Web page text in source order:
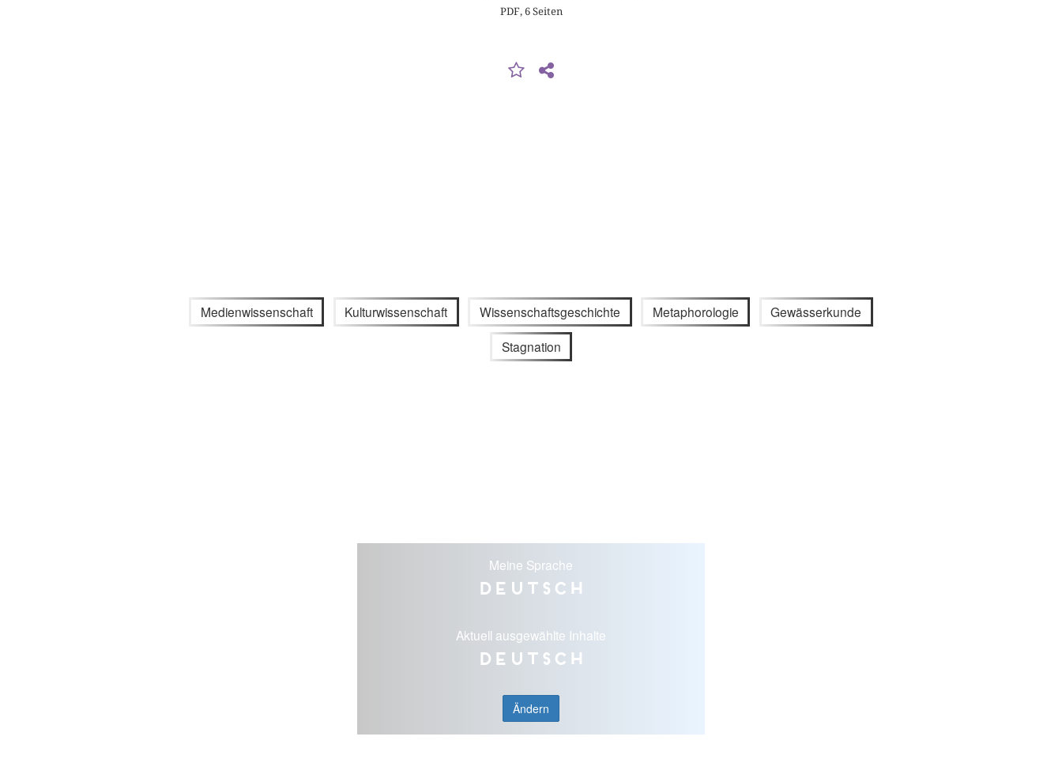
PDF, 6 Seiten
Medienwissenschaft Kulturwissenschaft Wissenschaftsgeschichte Metaphorologie Gewässerkunde
Stagnation
Meine Sprache
Deutsch
Aktuell ausgewählte Inhalte
Deutsch
Ändern